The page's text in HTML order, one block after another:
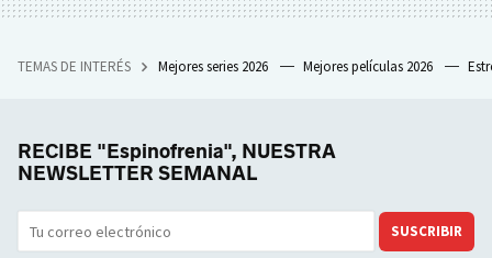
TEMAS DE INTERÉS Mejores series 2026 Mejores películas 2026
RECIBE "Espinofrenia", NUESTRA
NEWSLETTER SEMANAL
SUSCRIBIR